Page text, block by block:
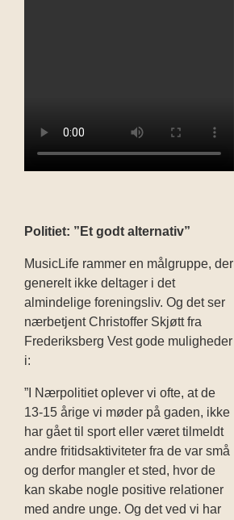
Politiet: ”Et godt alternativ”
MusicLife rammer en målgruppe, der
generelt ikke deltager i det
almindelige foreningsliv. Og det ser
nærbetjent Christoffer Skjøtt fra
Frederiksberg Vest gode muligheder
i:
”I Nærpolitiet oplever vi ofte, at de
13-15 årige vi møder på gaden, ikke
har gået til sport eller været tilmeldt
andre fritidsaktiviteter fra de var små
og derfor mangler et sted, hvor de
kan skabe nogle positive relationer
med andre unge. Og det ved vi har